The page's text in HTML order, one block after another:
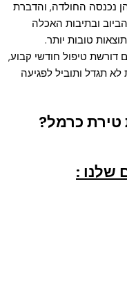
נכנסה החולדה, והדברת
ובתיבות האכלה
טובות יותר.
דורשת טיפול חודשי קבוע,
לא תגדל ותוביל לפגיעה
טירת כרמל?
שלנו :